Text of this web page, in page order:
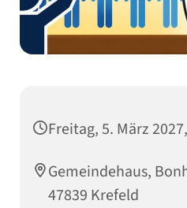
Freitag, 5. März
Gemeindehaus,
47839 Krefeld